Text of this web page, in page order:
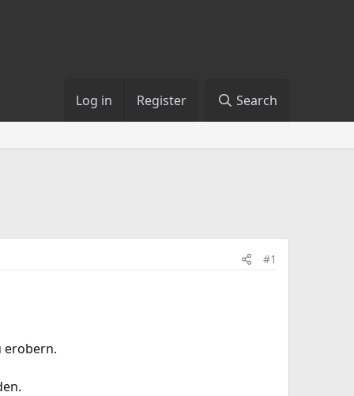
Log in Register Search
#1
erobern.